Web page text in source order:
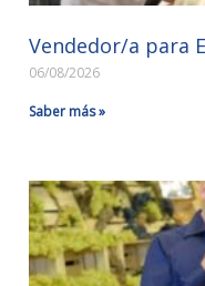
Vendedor/a para
06/08/2026
Saber más »